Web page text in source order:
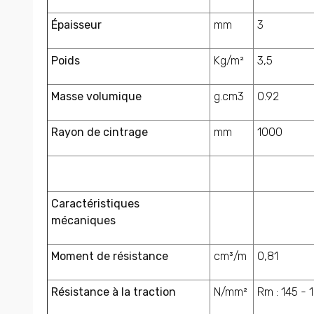
Épaisseur mm 3
Poids Kg/m² 3,5
Masse volumique g.cm3 0.92
Rayon de cintrage mm 1000
Caractéristiques
mécaniques
Moment de résistance cm³/m 0,81
Résistance à la traction N/mm² Rm : 145 -